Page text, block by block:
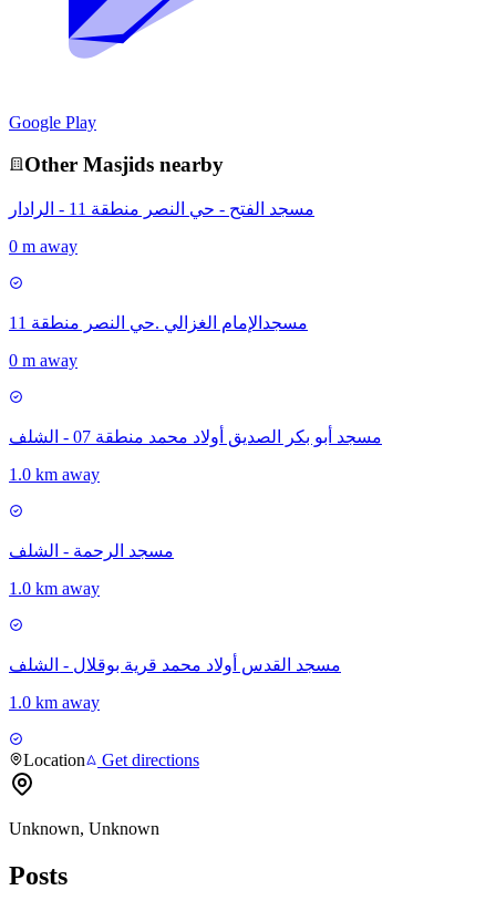
Google Play
Other Masjids nearby
مسجد الفتح - حي النصر منطقة 11 - الرادار
0 m away
مسجدالإمام الغزالي .حي النصر منطقة 11
0 m away
مسجد أبو بكر الصديق أولاد محمد منطقة 07 - الشلف
1.0 km away
مسجد الرحمة - الشلف
1.0 km away
مسجد القدس أولاد محمد قرية بوقلال - الشلف
1.0 km away
Location Get directions
Unknown, Unknown
Posts